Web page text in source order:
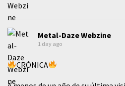
Metal-Daze Webzine
1 day ago
CRÓNICA